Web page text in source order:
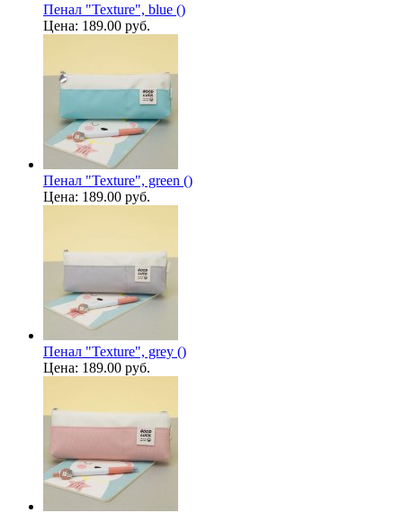
Пенал "Texture", blue ()
Цена: 189.00 руб.
Пенал "Texture", green ()
Цена: 189.00 руб.
Пенал "Texture", grey ()
Цена: 189.00 руб.